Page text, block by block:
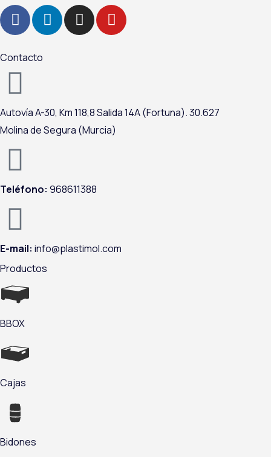
F
a
c
e
b
o
k
L
i
n
n
I
n
s
a
m
Y
o
u
Contacto
Autovía A-30, Km 118,8Salida 14A (Fortuna).30.627
Molina de Segura (Murcia)
Teléfono: 968611388
E-mail: info@plastimol.com
Productos
BBOX
Cajas
Bidones